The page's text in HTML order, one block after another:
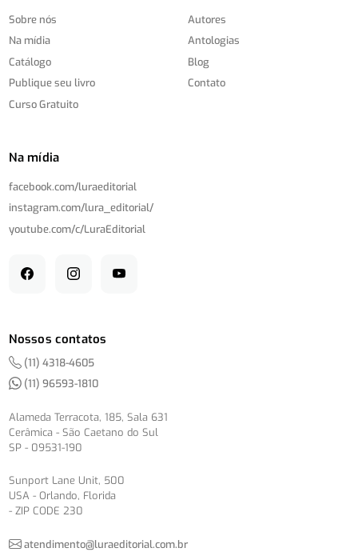
Sobre nós
Na mídia
Catálogo
Publique seu livro
Curso Gratuito
Autores
Antologias
Blog
Contato
Na mídia
facebook.com/luraeditorial
instagram.com/lura_editorial/
youtube.com/c/LuraEditorial
Nossos contatos
(11) 4318-4605
(11) 96593-1810
Alameda Terracota, 185, Sala 631
Cerâmica - São Caetano do Sul
SP - 09531-190
Sunport Lane Unit, 500
USA - Orlando, Florida
- ZIP CODE 230
atendimento@luraeditorial.com.br